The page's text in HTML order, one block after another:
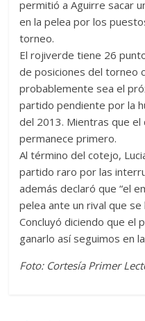
permitió a Aguirre sacar
en la pelea por los
torneo.
El rojiverde tiene 26
de posiciones del torneo
probablemente sea el
partido pendiente por la
del 2013. Mientras que el
permanece primero.
Al término del cotejo,
partido raro por las
además declaró que “el
pelea ante un rival que
Concluyó diciendo que el
ganarlo así seguimos en
Foto: Cortesía Primer